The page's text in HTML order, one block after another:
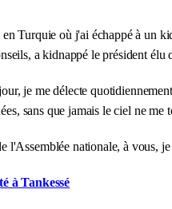
Turquie où j'ai échappé à un
a kidnappé le président élu
je me délecte
sans que jamais le ciel ne me
nationale, à vous,
à Tankessé